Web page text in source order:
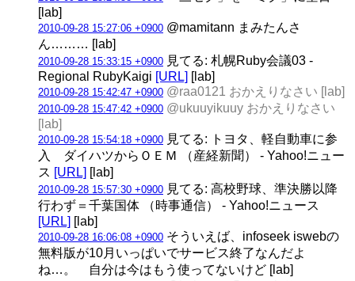
[lab]
2010-09-28 15:27:06 +0900 @mamitann まみたんさ
ん……… [lab]
2010-09-28 15:33:15 +0900 見てる: 札幌Ruby会議03 -
Regional RubyKaigi [URL] [lab]
2010-09-28 15:42:47 +0900 @raa0121 おかえりなさい [lab]
2010-09-28 15:47:42 +0900 @ukuuyikuuy おかえりなさい
[lab]
2010-09-28 15:54:18 +0900 見てる: トヨタ、軽自動車に参
入 ダイハツからＯＥＭ （産経新聞） - Yahoo!ニュー
ス [URL] [lab]
2010-09-28 15:57:30 +0900 見てる: 高校野球、準決勝以降
行わず＝千葉国体 （時事通信） - Yahoo!ニュース
[URL] [lab]
2010-09-28 16:06:08 +0900 そういえば、infoseek iswebの
無料版が10月いっぱいでサービス終了なんだよ
ね…。 自分は今はもう使ってないけど [lab]